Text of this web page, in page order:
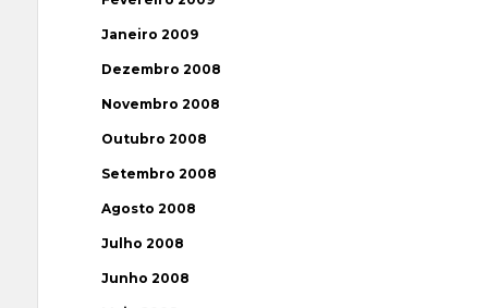
Janeiro 2009
Dezembro 2008
Novembro 2008
Outubro 2008
Setembro 2008
Agosto 2008
Julho 2008
Junho 2008